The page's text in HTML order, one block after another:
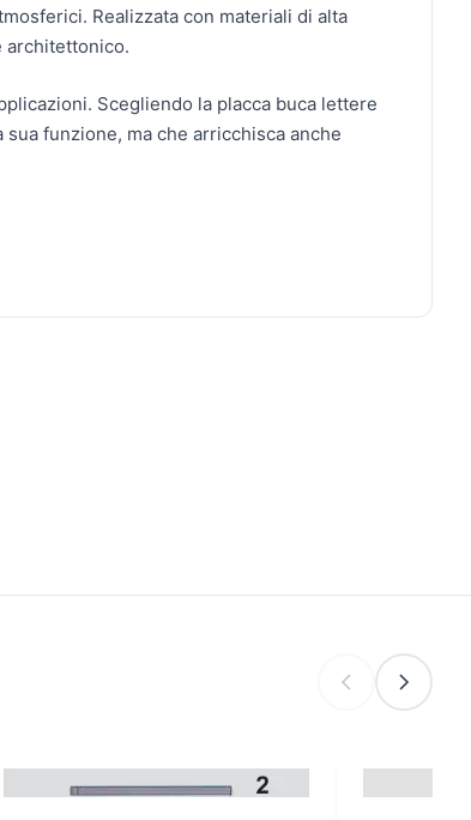
Realizzata con materiali di alta
architettonico.
Scegliendo la placca buca lettere
funzione, ma che arricchisca anche